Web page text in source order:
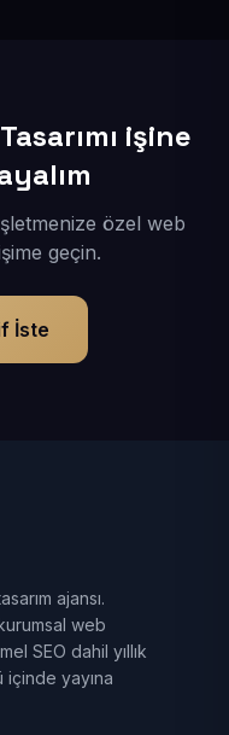
işine
özel web
geçin.
İste
ajansı.
web
SEO dahil yıllık
içinde yayına